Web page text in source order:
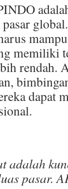
memiliki
rendah.
dapat
adalah
pasar.